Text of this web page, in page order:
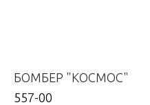
БОМБЕР "КОСМОС"
557-00